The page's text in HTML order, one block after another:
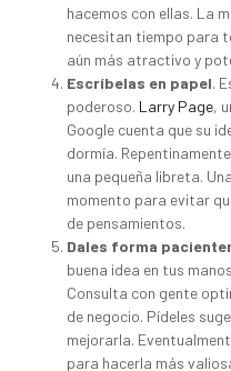
hacemos con ellas. La
necesitan tiempo para
aún más atractivo y
Escríbelas en papel.
poderoso. Larry Page,
Google cuenta que su
dormía.
una pequeña libreta.
momento para evitar
de pensamientos.
Dales forma
buena idea en tus
Consulta con gente
de negocio. Pídeles
mejorarla.
para hacerla más